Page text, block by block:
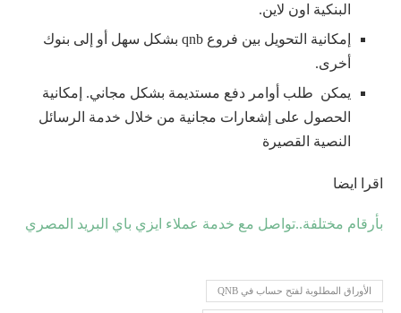
البنكية اون لاين.
إمكانية التحويل بين فروع qnb بشكل سهل أو إلى بنوك
أخرى.
يمكن طلب أوامر دفع مستديمة بشكل مجاني. إمكانية
الحصول على إشعارات مجانية من خلال خدمة الرسائل
النصية القصيرة
اقرا ايضا
بأرقام مختلفة..تواصل مع خدمة عملاء ايزي باي البريد المصري
الأوراق المطلوبة لفتح حساب في QNB